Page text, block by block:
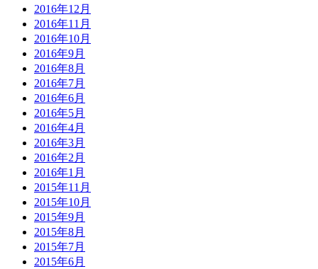
2016年12月
2016年11月
2016年10月
2016年9月
2016年8月
2016年7月
2016年6月
2016年5月
2016年4月
2016年3月
2016年2月
2016年1月
2015年11月
2015年10月
2015年9月
2015年8月
2015年7月
2015年6月